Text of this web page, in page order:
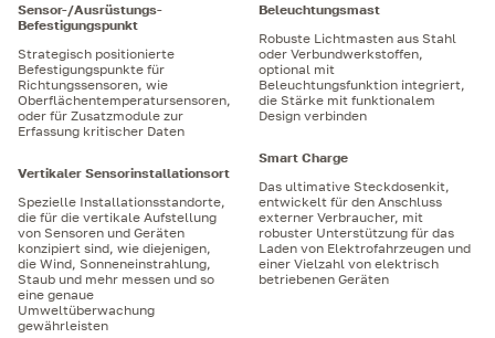
Sensor-/Ausrüstungs-
Befestigungspunkt
Strategisch positionierte
Befestigungspunkte für
Richtungssensoren, wie
Oberflächentemperatursensoren,
oder für Zusatzmodule zur
Erfassung kritischer Daten
Vertikaler Sensorinstallationsort
Spezielle Installationsstandorte,
die für die vertikale Aufstellung
von Sensoren und Geräten
konzipiert sind, wie diejenigen,
die Wind, Sonneneinstrahlung,
Staub und mehr messen und so
eine genaue
Umweltüberwachung
gewährleisten
Beleuchtungsmast
Robuste Lichtmasten aus Stahl
oder Verbundwerkstoffen,
optional mit
Beleuchtungsfunktion integriert,
die Stärke mit funktionalem
Design verbinden
Smart Charge
Das ultimative Steckdosenkit,
entwickelt für den Anschluss
externer Verbraucher, mit
robuster Unterstützung für das
Laden von Elektrofahrzeugen und
einer Vielzahl von elektrisch
betriebenen Geräten